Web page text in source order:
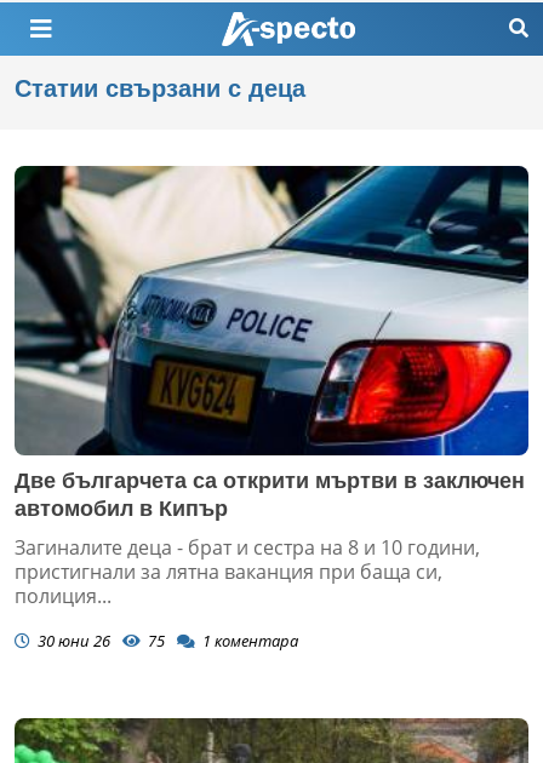
Статии свързани с деца
Две българчета са открити мъртви в заключен
автомобил в Кипър
Загиналите деца - брат и сестра на 8 и 10 години,
пристигнали за лятна ваканция при баща си,
полиция...
30 юни 26 75 1 коментара